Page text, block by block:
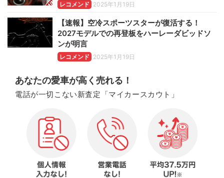
レコメンド 2025年1月19日
【速報】空冷スポーツスターが復活する！
2027モデルでの再登板をハーレーダビッドソ
ンが明言
レコメンド 2025年1月19日
あなたの愛車が高く売れる！
電話が一切こない新査定「マイカースカウト」